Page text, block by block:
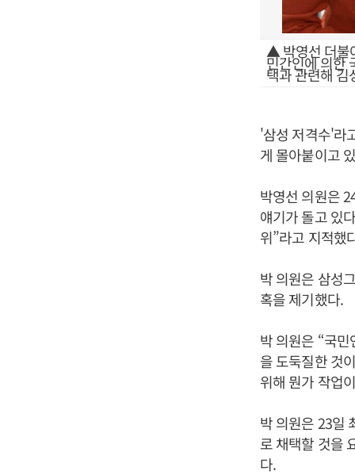
▲ 박영선 더불
민간인에 의한
택과 관련해
'삼성 저격수'라
게 몰아붙이고
박영선 의원은
얘기가 돌고 있
위”라고 지적했
박 의원은 삼성
혹을 제기했다.
박 의원은 “국
을 도둑질한 것
위해 뭔가 작업
박 의원은 23일
로 채택할 것을
다.